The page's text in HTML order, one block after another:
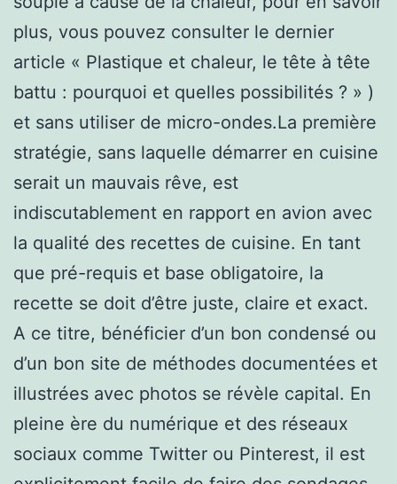
plus, vous pouvez consulter le dernier
article « Plastique et chaleur, le tête à tête
battu : pourquoi et quelles possibilités ? » )
et sans utiliser de micro-ondes.La première
stratégie, sans laquelle démarrer en cuisine
serait un mauvais rêve, est
indiscutablement en rapport en avion avec
la qualité des recettes de cuisine. En tant
que pré-requis et base obligatoire, la
recette se doit d’être juste, claire et exact.
A ce titre, bénéficier d’un bon condensé ou
d’un bon site de méthodes documentées et
illustrées avec photos se révèle capital. En
pleine ère du numérique et des réseaux
sociaux comme Twitter ou Pinterest, il est